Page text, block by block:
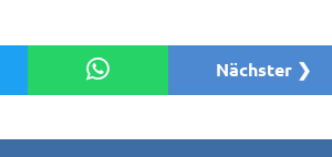
Nächster ❯